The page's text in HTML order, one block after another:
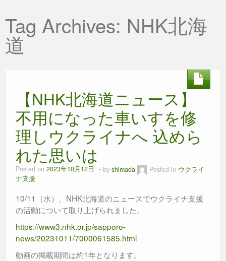
参加する
私たちの活動
Tag Archives: NHK北海
道
【NHK北海道ニュース】
不用になった車いすを修
理しウクライナへ 込めら
れた思いは
Posted on 2023年10月12日 by shimada Posted in ウクライ
ナ支援
10/11（水）、NHK北海道のニュースでウクライナ支援
の活動について取り上げられました。
https://www3.nhk.or.jp/sapporo-
news/20231011/7000061585.html
動画の掲載期間は約1年となります。